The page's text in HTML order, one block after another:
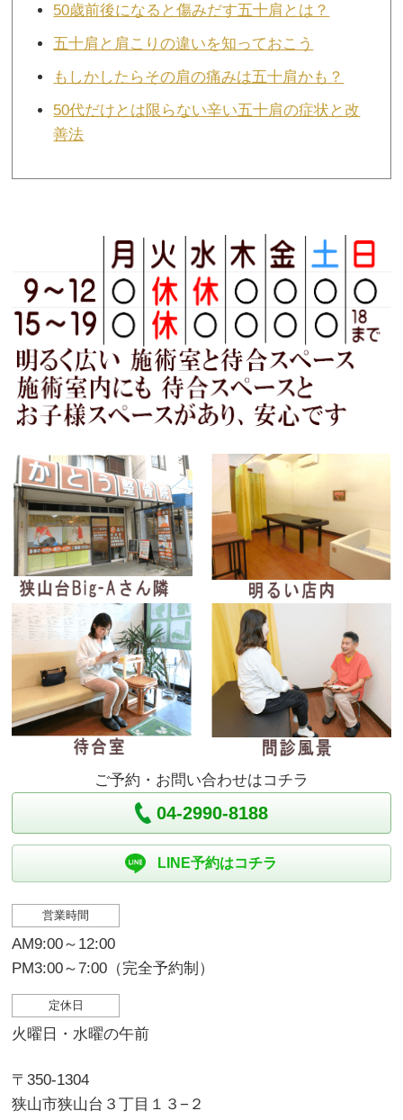
50歳前後になると傷みだす五十肩とは？
五十肩と肩こりの違いを知っておこう
もしかしたらその肩の痛みは五十肩かも？
50代だけとは限らない辛い五十肩の症状と改
善法
ご予約・お問い合わせはコチラ
04-2990-8188
LINE予約はコチラ
営業時間
AM9:00～12:00
PM3:00～7:00（完全予約制）
定休日
火曜日・水曜の午前
〒350-1304
狭山市狭山台３丁目１３−２